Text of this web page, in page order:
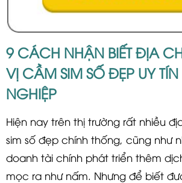
9 CÁCH NHẬN BIẾT ĐỊA
VỊ CẦM SIM SỐ ĐẸP UY
NGHIỆP
Hiện nay trên thị trường rất nhiều
sim số đẹp chính thống, cũng như
doanh tài chính phát triển thêm
mọc ra như nấm. Nhưng để biết